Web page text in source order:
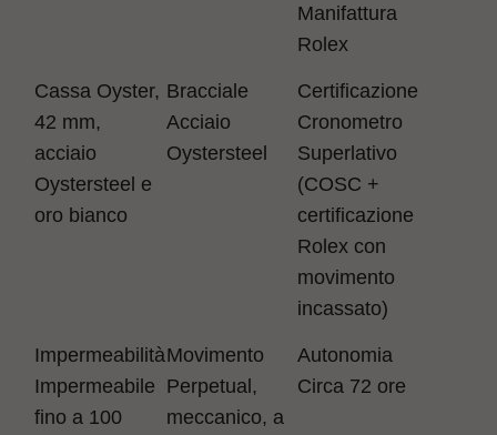
Manifattura
Rolex
Cassa Oyster,
42 mm,
acciaio
Oystersteel e
oro bianco
Bracciale
Acciaio
Oystersteel
Certificazione
Cronometro
Superlativo
(COSC +
certificazione
Rolex con
movimento
incassato)
Impermeabilità
Impermeabile
fino a 100
Movimento
Perpetual,
meccanico, a
Autonomia
Circa 72 ore